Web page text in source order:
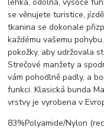
lehká, odolná, vysoce
se věnujete turistice,
tkanina se dokonale
každému vašemu
pokožky, aby udržovala
Strečové manžety a
vám pohodlně padly, a
funkci. Klasická bunda
vrstvy je vyrobena v
83%Polyamide/Nylon